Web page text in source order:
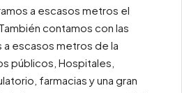
a escasos metros el
contamos con las
escasos metros de la
públicos, Hospitales,
farmacias y una gran